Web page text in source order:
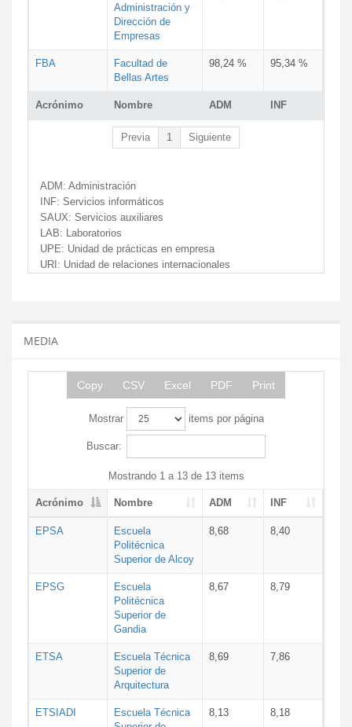
Acrónimo Nombre ADM INF
Administración y
Dirección de
Empresas
FBA
Facultad de
Bellas Artes
98,24 % 95,34 %
Previa 1 Siguiente
ADM: Administración
INF: Servicios informáticos
SAUX: Servicios auxiliares
LAB: Laboratorios
UPE: Unidad de prácticas en empresa
URI: Unidad de relaciones internacionales
MEDIA
Copy CSV Excel PDF Print
Mostrar items por página
Buscar:
Mostrando 1 a 13 de 13 items
Acrónimo Nombre ADM INF
EPSA
Escuela
Politécnica
Superior de Alcoy
8,68 8,40
EPSG
Escuela
Politécnica
Superior de
Gandia
8,67 8,79
ETSA
Escuela Técnica
Superior de
Arquitectura
8,69 7,86
ETSIADI
Escuela Técnica
8,13 8,18